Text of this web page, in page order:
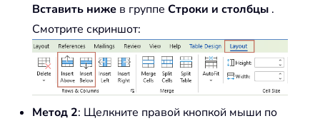
Вставить ниже в группе Строки и столбцы .
Смотрите скриншот:
Метод 2: Щелкните правой кнопкой мыши по